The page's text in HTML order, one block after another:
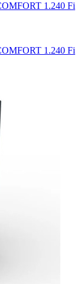
1.240 Fi
1.240 Fi